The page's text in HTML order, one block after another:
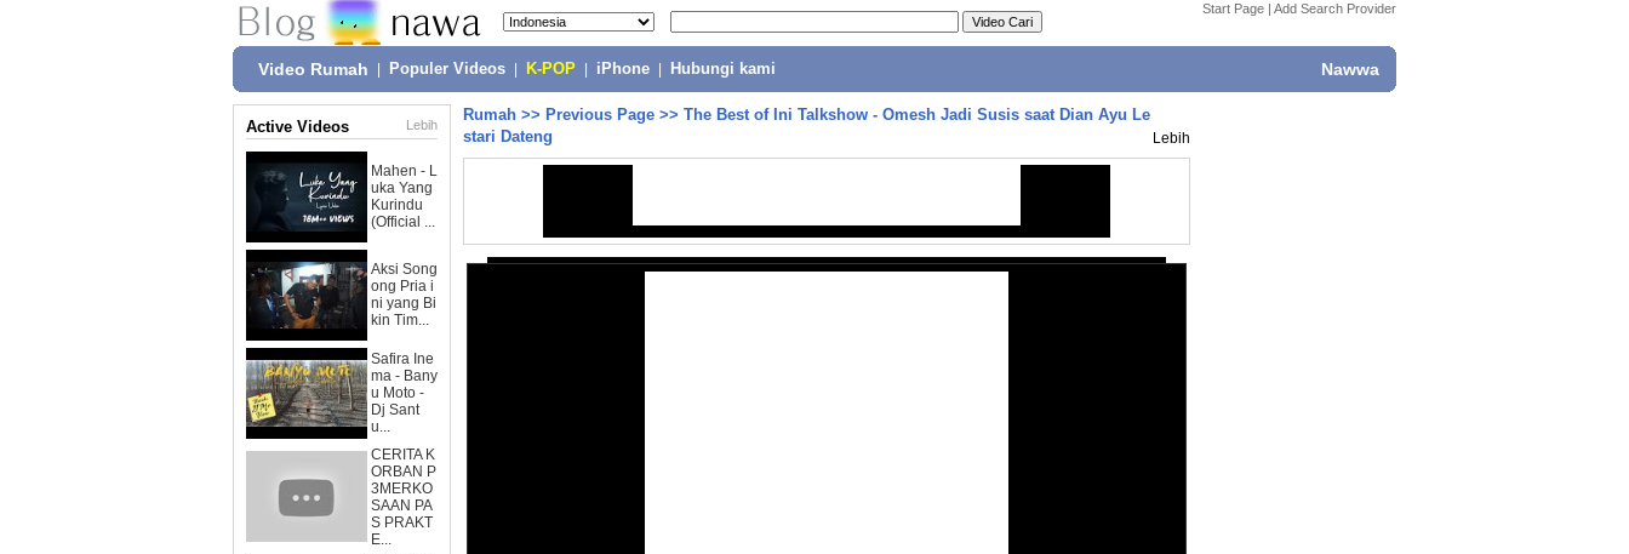
Start Page | Add Search Provider
Video Rumah Populer Videos K-POP iPhone Hubungi kami Nawwa
Active Videos Lebih
Mahen - L
uka Yang
Kurindu
(Official ...
Aksi Song
ong Pria i
ni yang Bi
kin Tim...
Safira Ine
ma - Bany
u Moto -
Dj Sant
u...
CERITA K
ORBAN P
3MERKO
SAAN PA
S PRAKT
E...
Rumah >> Previous Page >> The Best of Ini Talkshow - Omesh Jadi Susis saat Dian Ayu Le
stari Dateng
Lebih